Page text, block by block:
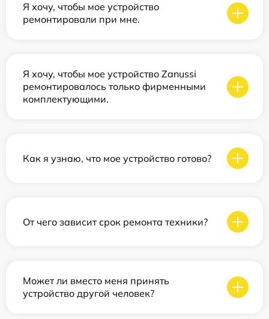
Я хочу, чтобы мое устройство
ремонтировали при мне.
Я хочу, чтобы мое устройство Zanussi
ремонтировалось только фирменными
комплектующими.
Как я узнаю, что мое устройство готово?
От чего зависит срок ремонта техники?
Может ли вместо меня принять
устройство другой человек?